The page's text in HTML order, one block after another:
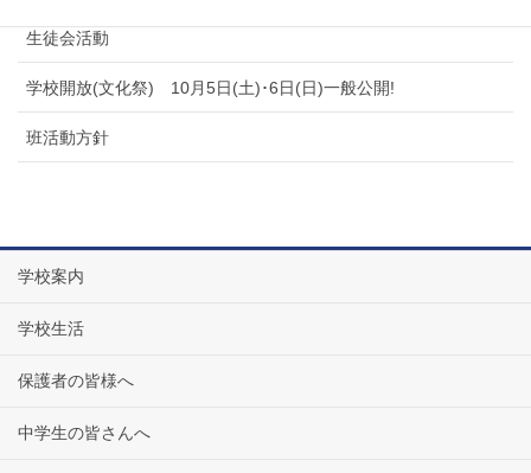
生徒会活動
学校開放(文化祭) 10月5日(土)･6日(日)一般公開!
班活動方針
学校案内
学校生活
保護者の皆様へ
中学生の皆さんへ